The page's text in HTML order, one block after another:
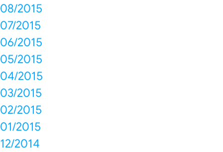
08/2015
07/2015
06/2015
05/2015
04/2015
03/2015
02/2015
01/2015
12/2014